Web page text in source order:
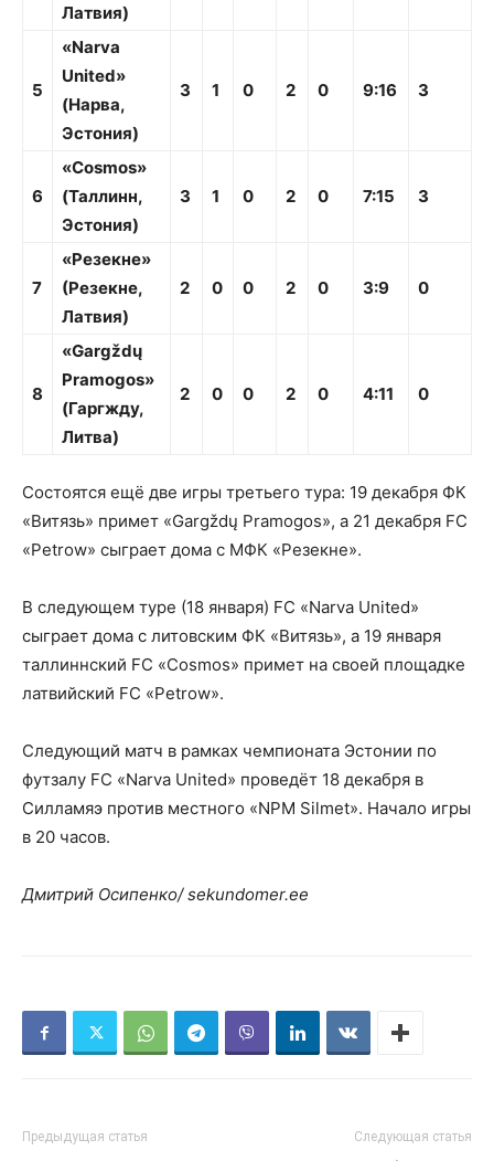
Латвия)
5
«Narva
United»
(Нарва,
Эстония)
3 1 0 2 0 9:16 3
6
«Cosmos»
(Таллинн,
Эстония)
3 1 0 2 0 7:15 3
7
«Резекне»
(Резекне,
Латвия)
2 0 0 2 0 3:9 0
8
«Gargždų
Pramogos»
(Гаргжду,
Литва)
2 0 0 2 0 4:11 0
Состоятся ещё две игры третьего тура: 19 декабря ФК
«Витязь» примет «Gargždų Pramogos», а 21 декабря FC
«Petrow» сыграет дома с МФК «Резекне».
В следующем туре (18 января) FC «Narva United»
сыграет дома с литовским ФК «Витязь», а 19 января
таллиннский FC «Cosmos» примет на своей площадке
латвийский FC «Petrow».
Следующий матч в рамках чемпионата Эстонии по
футзалу FC «Narva United» проведёт 18 декабря в
Силламяэ против местного «NPM Silmet». Начало игры
в 20 часов.
Дмитрий Осипенко/ sekundomer.ee
Предыдущая статья Следующая статья